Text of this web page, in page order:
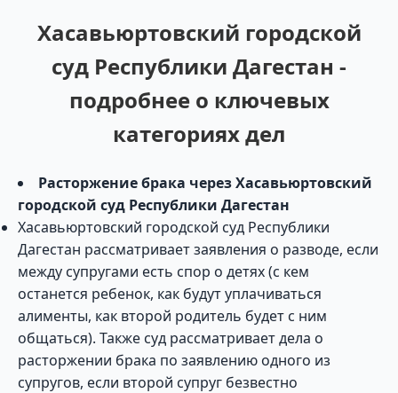
Хасавьюртовский городской
суд Республики Дагестан -
подробнее о ключевых
категориях дел
Расторжение брака через Хасавьюртовский
городской суд Республики Дагестан
Хасавьюртовский городской суд Республики
Дагестан рассматривает заявления о разводе, если
между супругами есть спор о детях (с кем
останется ребенок, как будут уплачиваться
алименты, как второй родитель будет с ним
общаться). Также суд рассматривает дела о
расторжении брака по заявлению одного из
супругов, если второй супруг безвестно